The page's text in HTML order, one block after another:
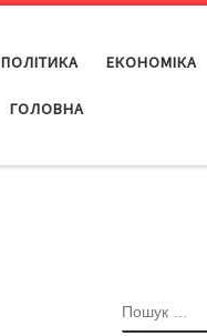
ПОЛІТИКА ЕКОНОМІКА
ГОЛОВНА